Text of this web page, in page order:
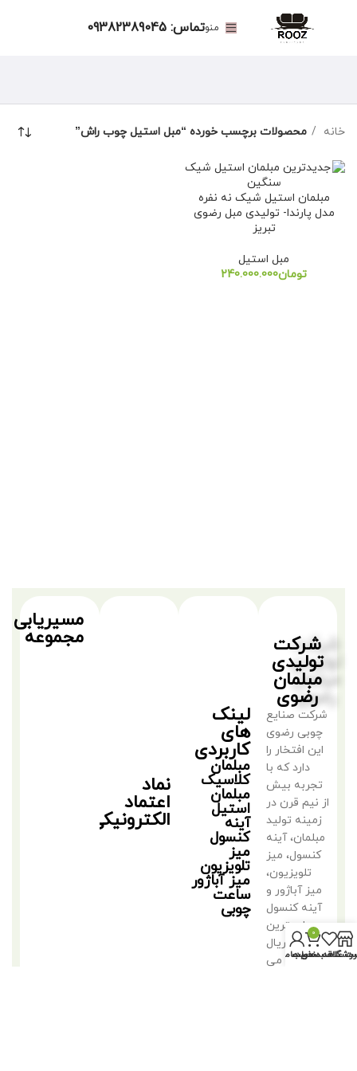
منوتماس: 09382389045
خانه محصولات برچسب خورده “مبل استیل چوب راش”
مبلمان استیل شیک نه نفره
مدل پارندا- تولیدی مبل رضوی
تبریز
مبل استیل
تومان
شرکت
تولیدی
مبلمان
رضوی
شرکت صنایع
چوبی رضوی
این افتخار را
دارد که با
تجربه بیش
از نیم قرن در
زمینه تولید
مبلمان، آینه
کنسول، میز
تلویزیون،
میز آباژور و
آینه کنسول
با بهترین
متریال
فعالیت می
لینک
های
کاربردی
مبلمان
کلاسیک
مبلمان
استیل
آینه
کنسول
میز
تلویزیون
میز آباژور
ساعت
چوبی
نماد
اعتماد
الکترونیکی
مسیریابی
مجموعه
علاقه مندی ها
0
سبد خرید
حساب من